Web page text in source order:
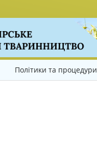
Політики та процедури